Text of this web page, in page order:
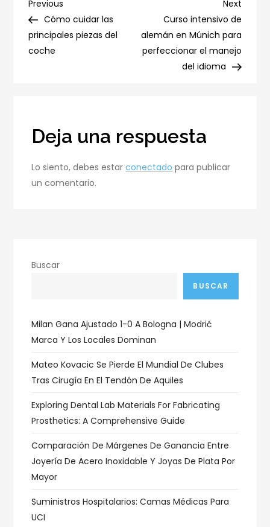
a
hijos
hereditario
Navegación
de
Previous
Post
Previous
Cómo cuidar las
principales piezas del
coche
Next
Post
Next
Curso intensivo de
alemán en Múnich para
perfeccionar el manejo
del idioma
Deja una respuesta
Lo siento, debes estarconectado para publicar
un comentario.
Buscar
BUSCAR
Milan Gana Ajustado 1-0 A Bologna | Modrić
Marca Y Los Locales Dominan
Mateo Kovacic Se Pierde El Mundial De Clubes
Tras Cirugía En El Tendón De Aquiles
Exploring Dental Lab Materials For Fabricating
Prosthetics: A Comprehensive Guide
Comparación De Márgenes De Ganancia Entre
Joyería De Acero Inoxidable Y Joyas De Plata Por
Mayor
Suministros Hospitalarios: Camas Médicas Para
UCI